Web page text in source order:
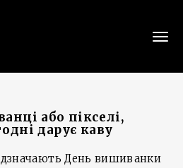
або пікселі,
дарує каву
День вишиванки